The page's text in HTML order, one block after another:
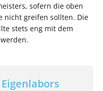
sofern die oben
nicht greifen sollten. Die
stets eng mit dem